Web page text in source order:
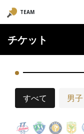
TEAM
チケット
すべて 男子